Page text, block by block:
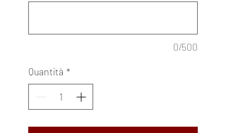
0/500
Quantità *